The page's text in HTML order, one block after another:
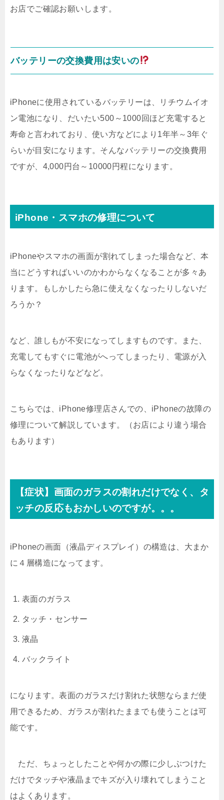
お店でご確認お願いします。
バッテリーの交換費用は安いの
iPhoneに使用されているバッテリーは、リチウムイオ
ン電池になり、だいたい500～1000回ほど充電すると
寿命と言われており、使い方などにより1年半～3年ぐ
らいが目安になります。そんなバッテリーの交換費用
ですが、4,000円台～10000円程になります。
iPhone・スマホの修理について
iPhoneやスマホの画面が割れてしまった場合など、本
当にどうすればいいのかわからなくなることが多々あ
ります。もしかしたら急に使えなくなったりしないだ
ろうか？
など、誰しもが不安になってしますものです。また、
充電してもすぐに電池がへってしまったり、電源が入
らなくなったりなどなど。
こちらでは、iPhone修理店さんでの、iPhoneの故障の
修理について解説しています。（お店により違う場合
もあります）
【症状】画面のガラスの割れだけでなく、タ
ッチの反応もおかしいのですが。。。
iPhoneの画面（液晶ディスプレイ）の構造は、大まか
に４層構造になってます。
表面のガラス
タッチ・センサー
液晶
バックライト
になります。表面のガラスだけ割れた状態ならまだ使
用できるため、ガラスが割れたままでも使うことは可
能です。
ただ、ちょっとしたことや何かの際に少しぶつけた
だけでタッチや液晶までキズが入り壊れてしまうこと
はよくあります。